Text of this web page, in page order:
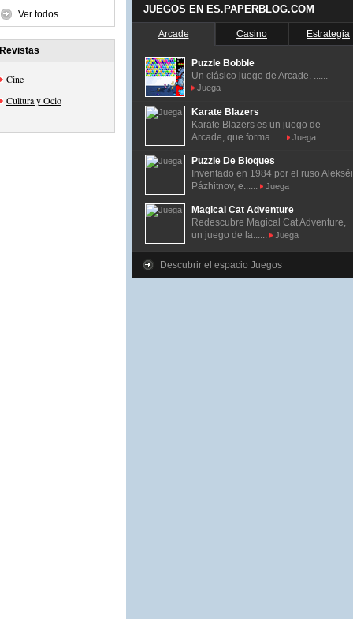
Ver todos
Revistas
Cine
Cultura y Ocio
JUEGOS EN ES.PAPERBLOG.COM
Arcade Casino Estrategia
Puzzle Bobble
Un clásico juego de Arcade. ......
Juega
Karate Blazers
Karate Blazers es un juego de
Arcade, que forma......
Juega
Puzzle De Bloques
Inventado en 1984 por el ruso Alekséi
Pázhitnov, e......
Juega
Magical Cat Adventure
Redescubre Magical Cat Adventure,
un juego de la......
Juega
Descubrir el espacio Juegos